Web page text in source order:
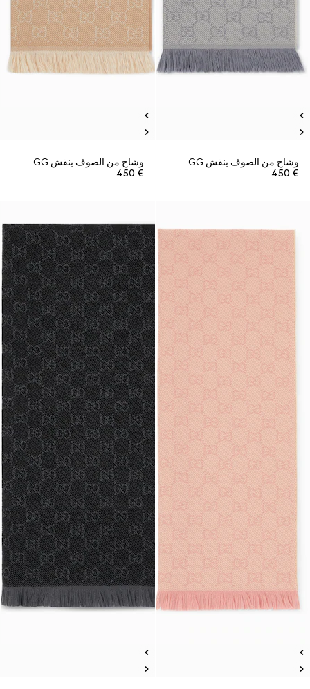
وشاح من الصوف بنقش GG
€ 450
وشاح من الصوف بنقش GG
€ 450